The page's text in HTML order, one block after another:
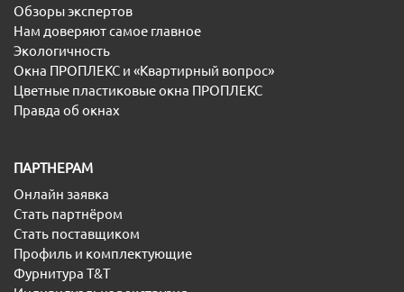
Обзоры экспертов
Нам доверяют самое главное
Экологичность
Окна ПРОПЛЕКС и «Квартирный вопрос»
Цветные пластиковые окна ПРОПЛЕКС
Правда об окнах
ПАРТНЕРАМ
Онлайн заявка
Стать партнёром
Стать поставщиком
Профиль и комплектующие
Фурнитура T&T